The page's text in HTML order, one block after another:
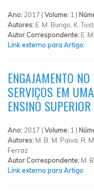
Ano: 2017 | Volume: 1 |
Autores: E. M. Burigo, K.
Autor Correspondente: E.
Link externo para Artigo
ENGAJAMENTO
SERVIÇOS EM
ENSINO SUPERIOR
Ano: 2017 | Volume: 1 |
Autores: M. B. M. Paiva, R.
Ferraz
Autor Correspondente: M.
Link externo para Artigo